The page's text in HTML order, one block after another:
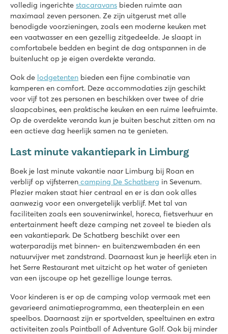
volledig ingerichte stacaravans bieden ruimte aan
maximaal zeven personen. Ze zijn uitgerust met alle
benodigde voorzieningen, zoals een moderne keuken met
een vaatwasser en een gezellig zitgedeelde. Je slaapt in
comfortabele bedden en begint de dag ontspannen in de
buitenlucht op je eigen overdekte veranda.
Ook de lodgetenten bieden een fijne combinatie van
kamperen en comfort. Deze accommodaties zijn geschikt
voor vijf tot zes personen en beschikken over twee of drie
slaapcabines, een praktische keuken en een ruime leefruimte.
Op de overdekte veranda kun je buiten beschut zitten om na
een actieve dag heerlijk samen na te genieten.
Last minute vakantiepark in Limburg
Boek je last minute vakantie naar Limburg bij Roan en
verblijf op vijfsterren camping De Schatberg in Sevenum.
Plezier maken staat hier centraal en er is dan ook alles
aanwezig voor een onvergetelijk verblijf. Met tal van
faciliteiten zoals een souvenirwinkel, horeca, fietsverhuur en
entertainment heeft deze camping net zoveel te bieden als
een vakantiepark. De Schatberg beschikt over een
waterparadijs met binnen- en buitenzwembaden én een
natuurvijver met zandstrand. Daarnaast kun je heerlijk eten in
het Serre Restaurant met uitzicht op het water of genieten
van een ijscoupe op het gezellige lounge terras.
Voor kinderen is er op de camping volop vermaak met een
gevarieerd animatieprogramma, een theaterplein en een
speelbos. Daarnaast zijn er sportvelden, speeltuinen en extra
activiteiten zoals Paintball of Adventure Golf. Ook bij minder